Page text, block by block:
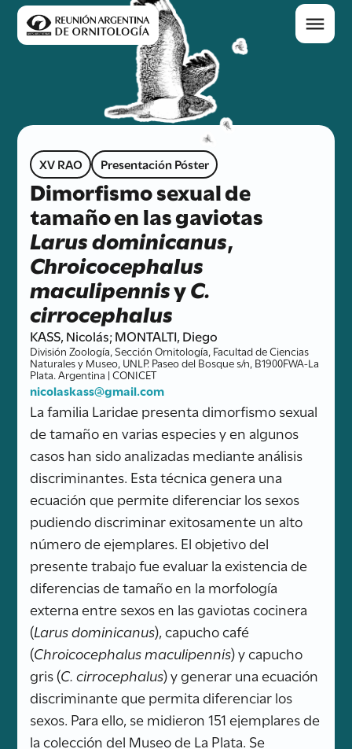
XV RAO Presentación Póster
Dimorfismo sexual de
tamaño en las gaviotas
Larus dominicanus,
Chroicocephalus
maculipennisyC.
cirrocephalus
KASS, Nicolás; MONTALTI, Diego
División Zoología, Sección Ornitología, Facultad de Ciencias
Naturales y Museo, UNLP. Paseo del Bosque s/n, B1900FWA-La
Plata. Argentina | CONICET
nicolaskass@gmail.com
La familia Laridae presenta dimorfismo sexual
de tamaño en varias especies y en algunos
casos han sido analizadas mediante análisis
discriminantes. Esta técnica genera una
ecuación que permite diferenciar los sexos
pudiendo discriminar exitosamente un alto
número de ejemplares. El objetivo del
presente trabajo fue evaluar la existencia de
diferencias de tamaño en la morfología
externa entre sexos en las gaviotas cocinera
(Larus dominicanus), capucho café
(Chroicocephalus maculipennis) y capucho
gris (C. cirrocephalus) y generar una ecuación
discriminante que permita diferenciar los
sexos. Para ello, se midieron 151 ejemplares de
la colección del Museo de La Plata. Se